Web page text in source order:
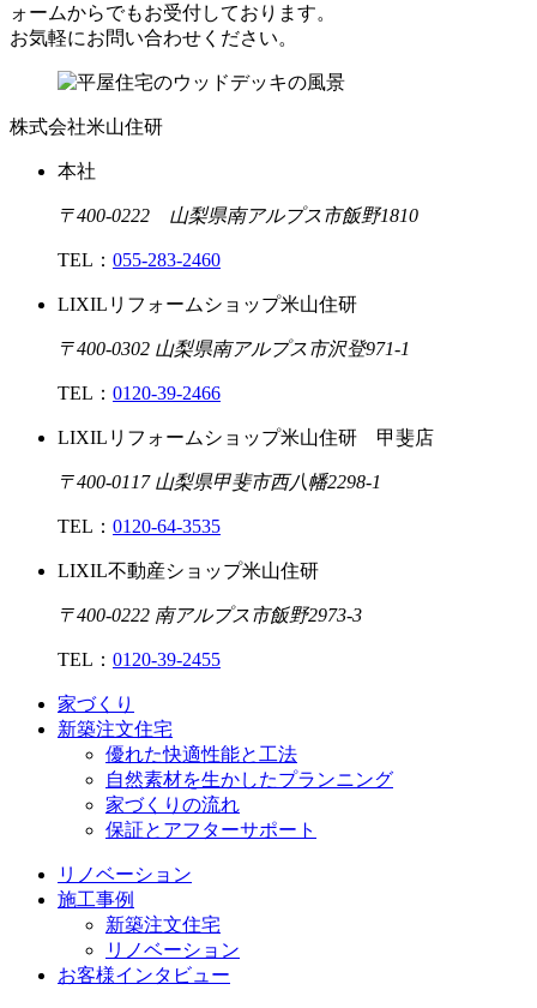
ォームからでもお受付しております。
お気軽にお問い合わせください。
株式会社米山住研
本社
〒400-0222 山梨県南アルプス市飯野1810
TEL： 055-283-2460
LIXILリフォームショップ米山住研
〒400-0302 山梨県南アルプス市沢登971-1
TEL： 0120-39-2466
LIXILリフォームショップ米山住研 甲斐店
〒400-0117 山梨県甲斐市西八幡2298-1
TEL： 0120-64-3535
LIXIL不動産ショップ米山住研
〒400-0222 南アルプス市飯野2973-3
TEL： 0120-39-2455
家づくり
新築注文住宅
優れた快適性能と工法
自然素材を生かしたプランニング
家づくりの流れ
保証とアフターサポート
リノベーション
施工事例
新築注文住宅
リノベーション
お客様インタビュー